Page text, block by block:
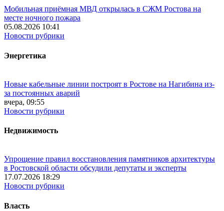
Мобильная приёмная МВД открылась в СЖМ Ростова на
месте ночного пожара
05.08.2026 10:41
Новости рубрики
Энергетика
Новые кабельные линии построят в Ростове на Нагибина из-
за постоянных аварий
вчера, 09:55
Новости рубрики
Недвижимость
Упрощение правил восстановления памятников архитектуры
в Ростовской области обсудили депутаты и эксперты
17.07.2026 18:29
Новости рубрики
Власть